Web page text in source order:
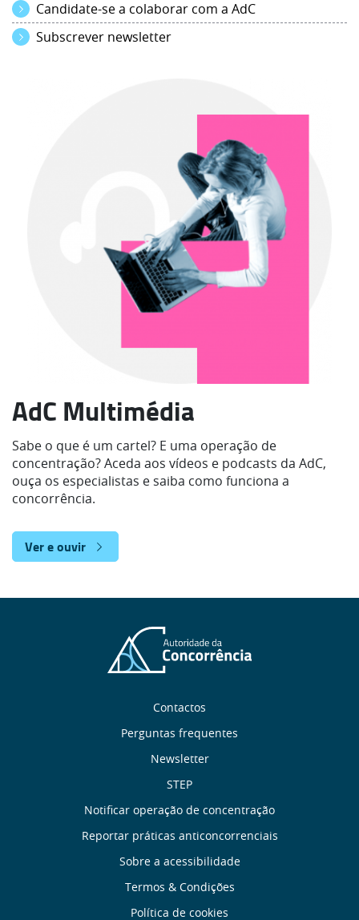
Candidate-se a colaborar com a AdC
Subscrever newsletter
AdC Multimédia
Sabe o que é um cartel? E uma operação de
concentração? Aceda aos vídeos e podcasts da AdC,
ouça os especialistas e saiba como funciona a
concorrência.
Ver e ouvir
Contactos
Perguntas frequentes
Newsletter
STEP
Notificar operação de concentração
Reportar práticas anticoncorrenciais
Sobre a acessibilidade
Termos & Condições
Política de cookies